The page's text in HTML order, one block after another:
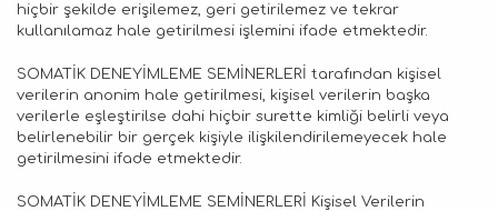
hiçbir şekilde erişilemez, geri getirilemez ve tekrar
kullanılamaz hale getirilmesi işlemini ifade etmektedir.
SOMATİK DENEYİMLEME SEMİNERLERİ tarafından kişisel
verilerin anonim hale getirilmesi, kişisel verilerin başka
verilerle eşleştirilse dahi hiçbir surette kimliği belirli veya
belirlenebilir bir gerçek kişiyle ilişkilendirilemeyecek hale
getirilmesini ifade etmektedir.
SOMATİK DENEYİMLEME SEMİNERLERİ Kişisel Verilerin